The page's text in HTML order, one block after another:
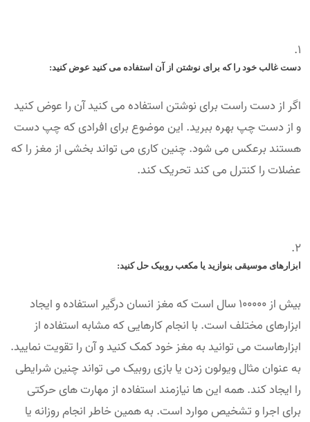
دست غالب خود را که برای نوشتن از آن استفاده می کنید عوض کنید:
اگر از دست راست برای نوشتن استفاده می کنید آن را عوض کنید
و از دست چپ بهره ببرید. این موضوع برای افرادی که چپ دست
هستند برعکس می شود. چنین کاری می تواند بخشی از مغز را که
عضلات را کنترل می کند تحریک کند.
ابزارهای موسیقی بنوازید یا مکعب روبیک حل کنید:
بیش از ۱۰۰۰۰۰ سال است که مغز انسان درگیر استفاده و ایجاد
ابزارهای مختلف است. با انجام کارهایی که مشابه استفاده از
ابزارهاست می توانید به مغز خود کمک کنید و آن را تقویت نمایید.
به عنوان مثال ویولون زدن یا بازی روبیک می تواند چنین شرایطی
را ایجاد کند. همه این ها نیازمند استفاده از مهارت های حرکتی
برای اجرا و تشخیص موارد است. به همین خاطر انجام روزانه یا